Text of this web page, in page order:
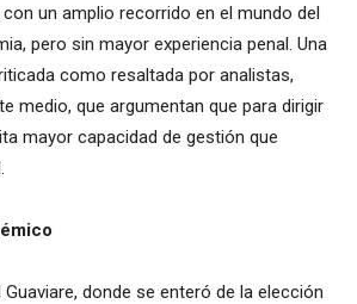
un amplio recorrido en el mundo del
pero sin mayor experiencia penal. Una
como resaltada por analistas,
medio, que argumentan que para dirigir
mayor capacidad de gestión que
donde se enteró de la elección